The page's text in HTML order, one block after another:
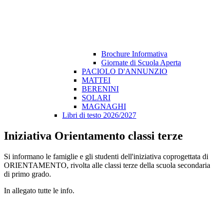
Brochure Informativa
Giornate di Scuola Aperta
PACIOLO D'ANNUNZIO
MATTEI
BERENINI
SOLARI
MAGNAGHI
Libri di testo 2026/2027
Iniziativa Orientamento classi terze
Si informano le famiglie e gli studenti dell'iniziativa coprogettata di
ORIENTAMENTO, rivolta alle classi terze della scuola secondaria
di primo grado.
In allegato tutte le info.